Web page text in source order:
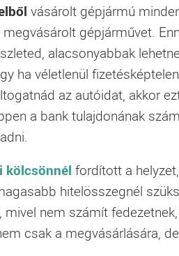
vásárolt gépjármú
megvásárolt gépjárművet.
alacsonyabbak
ha véletlenül
az autóidat, akkor
a bank tulajdonának
kölcsönnél fordított a
hitelösszegnél
mivel nem számít
csak a megvásárlására,